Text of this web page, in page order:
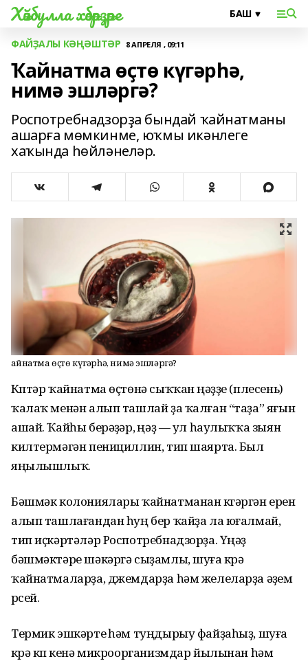
Хәйбулла хәбәрҙәре
ФАЙҘАЛЫ КӘҢӘШТӘР 8 АПРЕЛЯ , 09:11
Ҡайнатма өҫтө күгәрһә,
нимә эшләргә?
Роспотребнадзорҙа бындай ҡайнатманы
ашарға мөмкинме, юҡмы икәнлеге
хаҡында һөйләнеләр.
Ҡайнатма өҫтө күгәрһә, нимә эшләргә?
Күптәр ҡайнатма өҫтөнә сыҡҡан үңәҙҙе (плесень)
ҡалаҡ менән алып ташлай ҙа ҡалған “таҙа” яғын
ашай. Ҡайһы берәүҙәр, үңәҙ — ул һаулыҡҡа зыян
килтермәгән пенициллин, тип шаярта. Был
яңылышлыҡ.
Бәшмәк колониялары ҡайнатманан күгәргән ерен
алып ташлағандан һуң бер ҡайҙа ла юғалмай,
тип иҫкәртәләр Роспотребнадзорҙа. Үңәҙ
бәшмәктәре шәкәргә сыҙамлы, шуға күрә
ҡайнатмаларҙа, джемдарҙа һәм желеларҙа әүҙем
үрсей.
Термик эшкәртеү һәм туңдырыу файҙаһыҙ, шуға
күрә күп кенә микроорганизмдар йылынан һәм